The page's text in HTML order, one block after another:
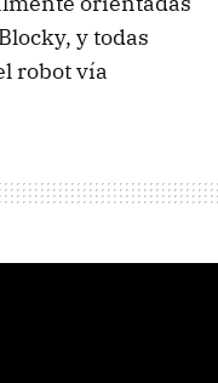
y todas
robot vía